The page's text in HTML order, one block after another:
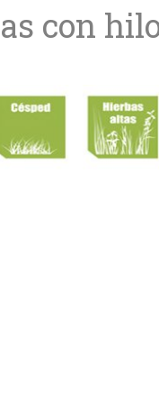
con